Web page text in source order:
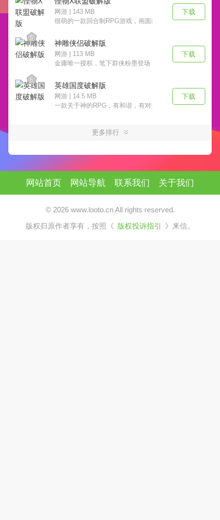
网游 | 143 MB
很萌的一款回合制RPG游戏，画面出色，操作方面很好上
下载
5
神雕侠侣破解版
网游 | 113 MB
金庸唯一授权，笔下群侠粉墨登场！RPG与回合的完美结
下载
6
英雄国度破解版
网游 | 14.5 MB
一款关于神的RPG，有和谐，有对抗，两个国度之间的战
下载
更多排行
网站首页 网站导航 联系我们 关于我们
© 2026 www.looto.cn All rights reserved.
版权归原作者享有，按照《 版权投诉指引 》来信。